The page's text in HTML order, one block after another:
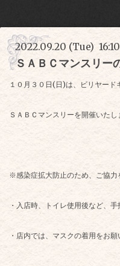
2022.09.20 (Tue) 16:10
ＳＡＢＣマンスリー
１０月３０日(日)は、ビリヤード
ＳＡＢＣマンスリーを開催いたし
※感染症拡大防止のため、ご協力
・入店時、トイレ使用後など、手
・店内では、マスクの着用をお願